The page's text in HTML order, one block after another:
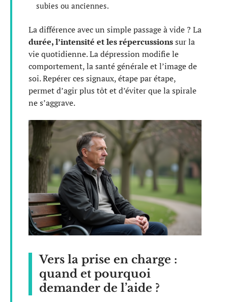
subies ou anciennes.
La différence avec un simple passage à vide ? La
durée, l’intensité et les répercussionssur la
vie quotidienne. La dépression modifie le
comportement, la santé générale et l’image de
soi. Repérer ces signaux, étape par étape,
permet d’agir plus tôt et d’éviter que la spirale
ne s’aggrave.
Vers la prise en charge :
quand et pourquoi
demander de l’aide ?